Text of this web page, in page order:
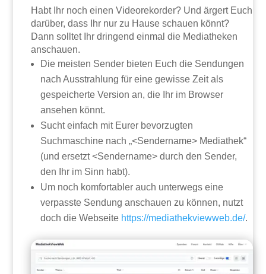
Habt Ihr noch einen Videorekorder? Und ärgert Euch
darüber, dass Ihr nur zu Hause schauen könnt?
Dann solltet Ihr dringend einmal die Mediatheken
anschauen.
Die meisten Sender bieten Euch die Sendungen
nach Ausstrahlung für eine gewisse Zeit als
gespeicherte Version an, die Ihr im Browser
ansehen könnt.
Sucht einfach mit Eurer bevorzugten
Suchmaschine nach „<Sendername> Mediathek“
(und ersetzt <Sendername> durch den Sender,
den Ihr im Sinn habt).
Um noch komfortabler auch unterwegs eine
verpasste Sendung anschauen zu können, nutzt
doch die Webseite https://mediathekviewweb.de/.